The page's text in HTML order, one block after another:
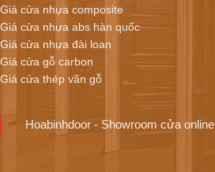
Giá cửa nhựa composite
Giá cửa nhựa abs hàn quốc
Giá cửa nhựa đài loan
Giá cửa gỗ carbon
Giá cửa thép vân gỗ
Hoabinhdoor - Showroom cửa online